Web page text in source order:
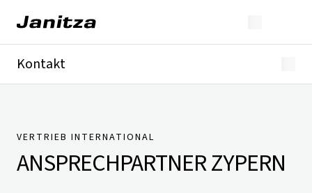
Kontakt
Presse
VERTRIEB INTERNATIONAL
ANSPRECHPARTNERZYPERN